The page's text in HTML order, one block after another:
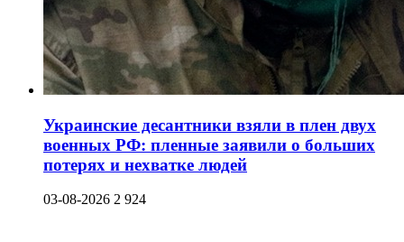
Украинские десантники взяли в плен двух
военных РФ: пленные заявили о больших
потерях и нехватке людей
03-08-2026 2 924